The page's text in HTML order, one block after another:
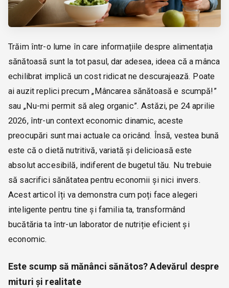
Trăim într-o lume în care informațiile despre alimentația
sănătoasă sunt la tot pasul, dar adesea, ideea că a mânca
echilibrat implică un cost ridicat ne descurajează. Poate
ai auzit replici precum „Mâncarea sănătoasă e scumpă!”
sau „Nu-mi permit să aleg organic”. Astăzi, pe 24 aprilie
2026, într-un context economic dinamic, aceste
preocupări sunt mai actuale ca oricând. Însă, vestea bună
este că o dietă nutritivă, variată și delicioasă este
absolut accesibilă, indiferent de bugetul tău. Nu trebuie
să sacrifici sănătatea pentru economii și nici invers.
Acest articol îți va demonstra cum poți face alegeri
inteligente pentru tine și familia ta, transformând
bucătăria ta într-un laborator de nutriție eficient și
economic.
Este scump să mănânci sănătos? Adevărul despre
mituri și realitate